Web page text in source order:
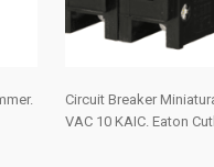
Circuit Breaker
VAC 10 KAIC. Eaton